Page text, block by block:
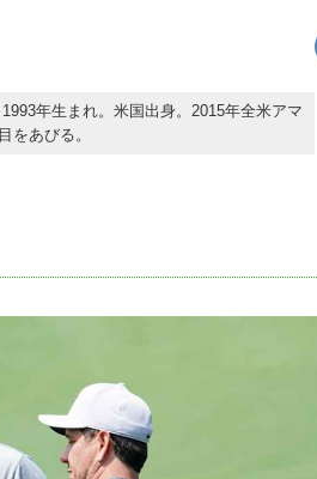
年生まれ。米国出身。2015年全米アマ
をあびる。